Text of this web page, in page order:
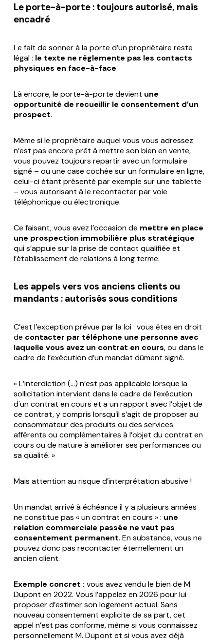
Le porte-à-porte : toujours autorisé, mais
encadré
Le fait de sonner à la porte d’un propriétaire reste
légal : le texte ne réglemente pas les contacts
physiques en face-à-face.
Là encore, le porte-à-porte devient une
opportunité de recueillir le consentement d’un
prospect.
Même si le propriétaire auquel vous vous adressez
n’est pas encore prêt à mettre son bien en vente,
vous pouvez toujours repartir avec un formulaire
signé – ou une case cochée sur un formulaire en ligne,
celui-ci étant présenté par exemple sur une tablette
– vous autorisant à le recontacter par voie
téléphonique ou électronique.
Ce faisant, vous avez l’occasion de mettre en place
une prospection immobilière plus stratégique
qui s’appuie sur la prise de contact qualifiée et
l’établissement de relations à long terme.
Les appels vers vos anciens clients ou
mandants : autorisés sous conditions
C’est l’exception prévue par la loi : vous êtes en droit
de contacter par téléphone une personne avec
laquelle vous avez un contrat en cours, ou dans le
cadre de l’exécution d’un mandat dûment signé.
« L’interdiction (…) n’est pas applicable lorsque la
sollicitation intervient dans le cadre de l’exécution
d'un contrat en cours et a un rapport avec l’objet de
ce contrat, y compris lorsqu’il s’agit de proposer au
consommateur des produits ou des services
afférents ou complémentaires à l’objet du contrat en
cours ou de nature à améliorer ses performances ou
sa qualité. »
Mais attention au risque d’interprétation abusive !
Un mandat arrivé à échéance il y a plusieurs années
ne constitue pas « un contrat en cours » : une
relation commerciale passée ne vaut pas
consentement permanent. En substance, vous ne
pouvez donc pas recontacter éternellement un
ancien client.
Exemple concret : vous avez vendu le bien de M.
Dupont en 2022. Vous l’appelez en 2026 pour lui
proposer d’estimer son logement actuel. Sans
nouveau consentement explicite de sa part, cet
appel n’est pas conforme, même si vous connaissez
personnellement M. Dupont et si vous avez déjà